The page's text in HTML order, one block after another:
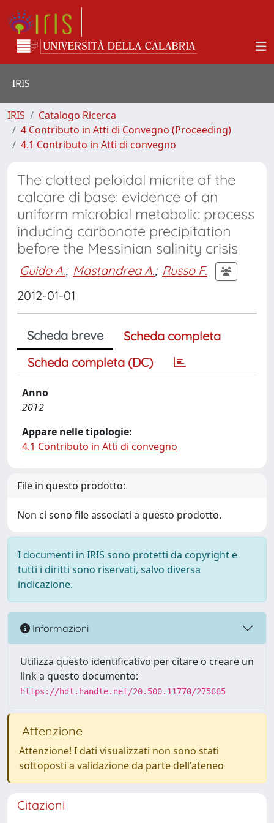
IRIS
IRIS
Catalogo Ricerca
4 Contributo in Atti di Convegno (Proceeding)
4.1 Contributo in Atti di convegno
The clotted peloidal micrite of the
calcare di base: evidence of an
uniform microbial metabolic process
inducing carbonate precipitation
before the Messinian salinity crisis
Guido A.; Mastandrea A.; Russo F.
2012-01-01
Scheda breve
Scheda completa
Scheda completa (DC)
Anno
2012
Appare nelle tipologie:
4.1 Contributo in Atti di convegno
File in questo prodotto:
Non ci sono file associati a questo prodotto.
I documenti in IRIS sono protetti da copyright e
tutti i diritti sono riservati, salvo diversa
indicazione.
Informazioni
Utilizza questo identificativo per citare o creare un
link a questo documento:
https://hdl.handle.net/20.500.11770/275665
Attenzione
Attenzione! I dati visualizzati non sono stati
sottoposti a validazione da parte dell'ateneo
Citazioni